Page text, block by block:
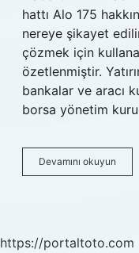
hattı Alo 175
nereye şikayet
çözmek için
özetlenmiştir.
bankalar ve aracı
borsa yönetim
Devamını okuyun
Kime
https://portaltoto.com